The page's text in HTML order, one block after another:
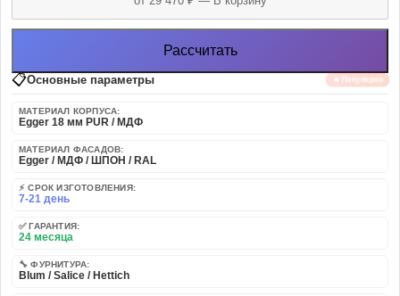
Рассчитать
📋Основные параметры 🔥 Популярно
МАТЕРИАЛ КОРПУСА:
Egger 18 мм PUR / МДФ
МАТЕРИАЛ ФАСАДОВ:
Egger / МДФ / ШПОН / RAL
⚡ СРОК ИЗГОТОВЛЕНИЯ:
7-21 день
✅ ГАРАНТИЯ:
24 месяца
🔧 ФУРНИТУРА:
Blum / Salice / Hettich